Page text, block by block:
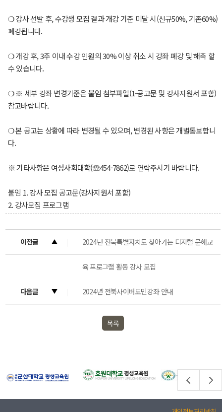
❍ 강사 선발 후, 수강생 모집 결과 개강 기준 미달 시(신규50%, 기존60%)
폐강됩니다.
❍ 개강 후, 3주 이내 수강 인원의 30% 이상 취소 시 강좌 폐강 및 해촉 할
수 있습니다.
❍ ※ 세부 강좌 변경기준은 붙임 첨부파일(1-공고문 및 강사지원서 포함)
참고바랍니다.
❍ 본 공고는 상황에 따라 변경될 수 있으며, 변경된 사항은 개별통보합니
다.
※ 기타사항은 여성사회대학(☏454-7862)로 연락주시기 바랍니다.
붙임 1. 강사 모집 공고문(강사지원서 포함)
2. 강사모집 프로그램
이전글 2024년 전북특별자치도 찾아가는 디지털 문해교
육 프로그램 활동 강사 모집
다음글 2024년 전북사이버도민강좌 안내
목록